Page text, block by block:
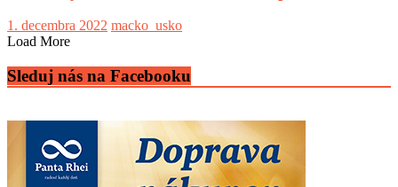
1. decembra 2022 macko_usko
Load More
Sleduj nás na Facebooku